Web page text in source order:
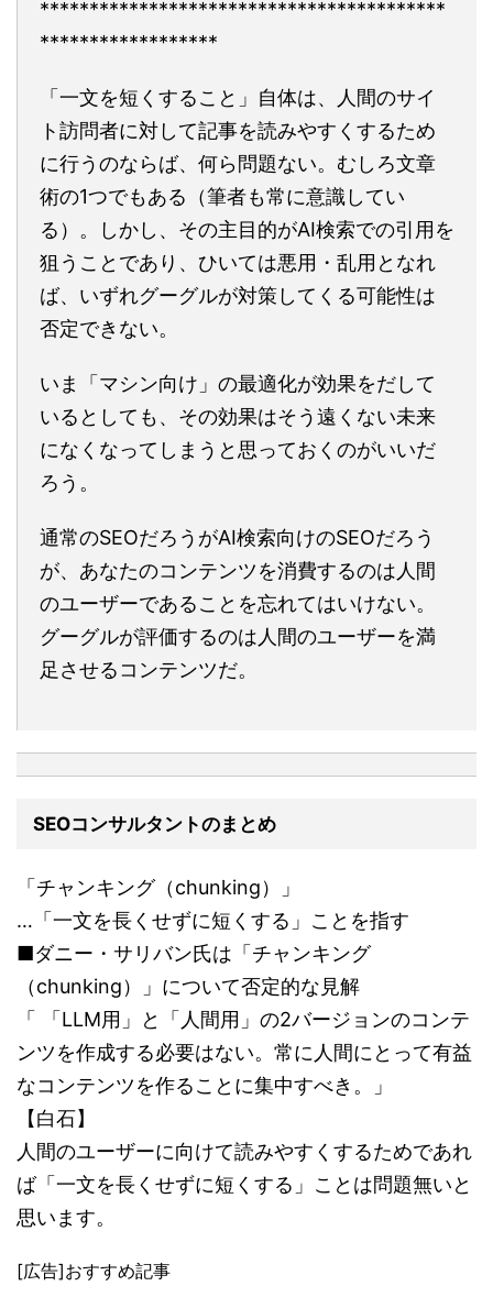
*****************************************
******************
「一文を短くすること」自体は、人間のサイ
ト訪問者に対して記事を読みやすくするため
に行うのならば、何ら問題ない。むしろ文章
術の1つでもある（筆者も常に意識してい
る）。しかし、その主目的がAI検索での引用を
狙うことであり、ひいては悪用・乱用となれ
ば、いずれグーグルが対策してくる可能性は
否定できない。
いま「マシン向け」の最適化が効果をだして
いるとしても、その効果はそう遠くない未来
になくなってしまうと思っておくのがいいだ
ろう。
通常のSEOだろうがAI検索向けのSEOだろう
が、あなたのコンテンツを消費するのは人間
のユーザーであることを忘れてはいけない。
グーグルが評価するのは人間のユーザーを満
足させるコンテンツだ。
SEOコンサルタントのまとめ
「チャンキング（chunking）」
…「一文を長くせずに短くする」ことを指す
■ダニー・サリバン氏は「チャンキング
（chunking）」について否定的な見解
「 「LLM用」と「人間用」の2バージョンのコンテ
ンツを作成する必要はない。常に人間にとって有益
なコンテンツを作ることに集中すべき。」
【白石】
人間のユーザーに向けて読みやすくするためであれ
ば「一文を長くせずに短くする」ことは問題無いと
思います。
[広告]おすすめ記事